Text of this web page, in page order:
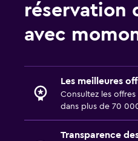
réservation
avec
Les meilleures
Consultez les
dans plus de 70
Transparence